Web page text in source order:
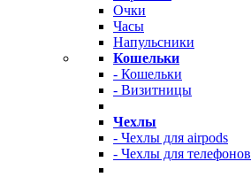
Очки
Часы
Напульсники
Кошельки
- Кошельки
- Визитницы
Чехлы
- Чехлы для airpods
- Чехлы для телефонов